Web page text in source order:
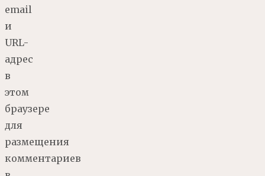
email
и
URL-
адрес
в
этом
браузере
для
размещения
комментариев